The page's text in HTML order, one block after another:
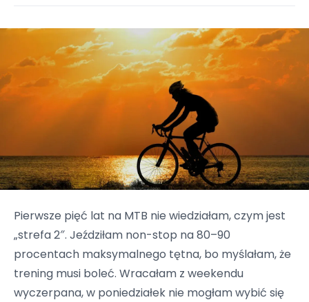
Pierwsze pięć lat na MTB nie wiedziałam, czym jest
„strefa 2″. Jeździłam non-stop na 80–90
procentach maksymalnego tętna, bo myślałam, że
trening musi boleć. Wracałam z weekendu
wyczerpana, w poniedziałek nie mogłam wybić się